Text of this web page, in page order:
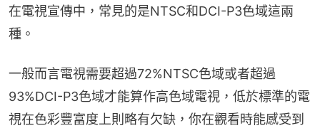
在電視宣傳中，常見的是NTSC和DCI-P3色域這兩
種。
一般而言電視需要超過72%NTSC色域或者超過
93%DCI-P3色域才能算作高色域電視，低於標準的電
視在色彩豐富度上則略有欠缺，你在觀看時能感受到